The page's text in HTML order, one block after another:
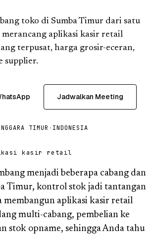
toko di Sumba Timur dari satu
merancang aplikasi kasir retail
terpusat, harga grosir-eceran,
supplier.
Jadwalkan Meeting
TIMUR · INDONESIA
kasir retail
menjadi beberapa cabang dan
Timur, kontrol stok jadi tantangan
membangun aplikasi kasir retail
multi-cabang, pembelian ke
stok opname, sehingga Anda tahu